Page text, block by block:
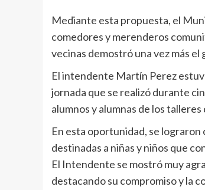
Mediante esta propuesta, el
comedores y merenderos
vecinas demostró una vez más
El intendente Martín Perez
jornada que se realizó durante
alumnos y alumnas de los
En esta oportunidad, se
destinadas a niñas y niños que
El Intendente se mostró muy
destacando su compromiso y la